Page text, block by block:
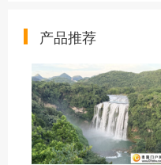
产品推荐